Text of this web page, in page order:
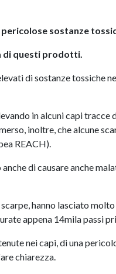
sostanze
di questi prodotti.
di sostanze tossiche
in alcuni capi tracce
inoltre, che alcune
REACH).
di causare anche
hanno lasciato
appena 14mila passi
nei capi, di una
chiarezza.